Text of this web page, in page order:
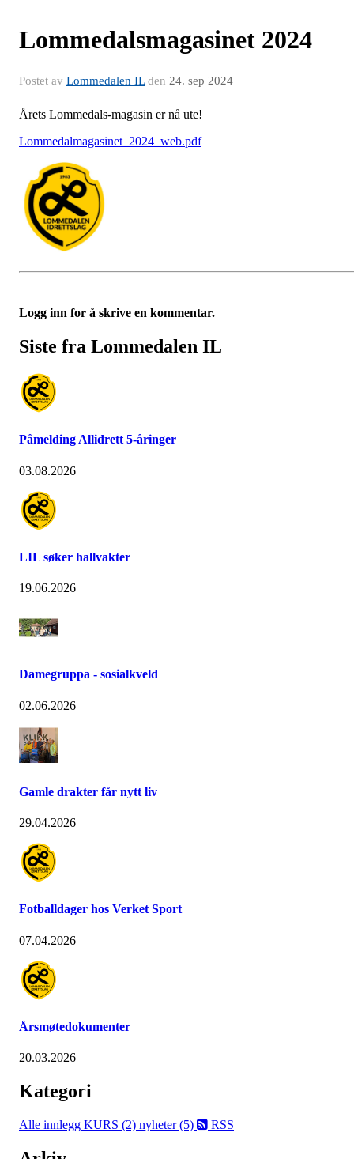
Lommedalsmagasinet 2024
Postet av Lommedalen ILden 24. sep 2024
Årets Lommedals-magasin er nå ute!
Lommedalmagasinet_2024_web.pdf
Logg inn for å skrive en kommentar.
Siste fra Lommedalen IL
Påmelding Allidrett 5-åringer
03.08.2026
LIL søker hallvakter
19.06.2026
Damegruppa - sosialkveld
02.06.2026
Gamle drakter får nytt liv
29.04.2026
Fotballdager hos Verket Sport
07.04.2026
Årsmøtedokumenter
20.03.2026
Kategori
Alle innlegg KURS (2) nyheter (5) RSS